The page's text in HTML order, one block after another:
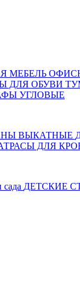
МЕБЕЛЬ
ДЛЯ ОБУВИ
УГЛОВЫЕ
ВЫКАТНЫЕ
ДЛЯ
сада ДЕТСКИЕ